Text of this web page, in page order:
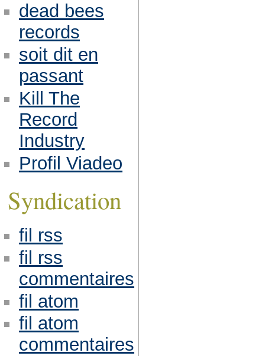
dead bees
records
soit dit en
passant
Kill The
Record
Industry
Profil Viadeo
Syndication
fil rss
fil rss
commentaires
fil atom
fil atom
commentaires